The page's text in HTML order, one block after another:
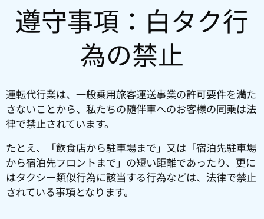
遵守事項：白タク行
為の禁止
運転代行業は、一般乗用旅客運送事業の許可要件を満た
さないことから、私たちの随伴車へのお客様の同乗は法
律で禁止されています。
たとえ、「飲食店から駐車場まで」又は「宿泊先駐車場
から宿泊先フロントまで」の短い距離であったり、更に
はタクシー類似行為に該当する行為などは、法律で禁止
されている事項となります。